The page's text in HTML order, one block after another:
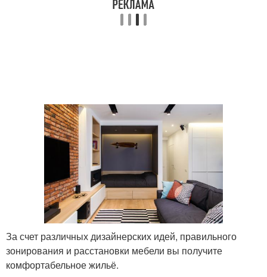
За счет различных дизайнерских идей, правильного
зонирования и расстановки мебели вы получите
комфортабельное жильё.